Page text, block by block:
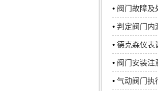
• 阀门故障及
• 判定阀门内
• 德克森仪表
• 阀门安装注
• 气动阀门执